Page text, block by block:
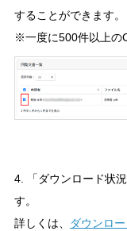
することができます。
※一度に500件以上の
4. 「ダウンロード状
す。
詳しくは、
ダウンロ